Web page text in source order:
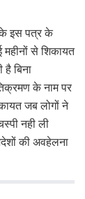
के इस पत्र के
महीनों से शिकायत
बिना
के नाम पर
जब लोगों ने
नही ली
की अवहेलना